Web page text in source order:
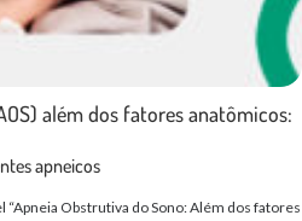
além dos fatores anatômicos:
apneicos
Obstrutiva do Sono: Além dos fatores